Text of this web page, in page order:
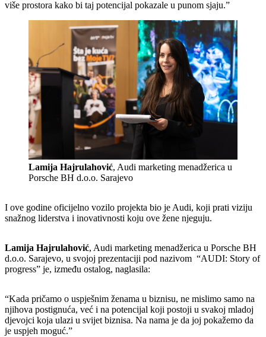
više prostora kako bi taj potencijal pokazale u punom sjaju.”
Lamija Hajrulahović, Audi marketing menadžerica u
Porsche BH d.o.o. Sarajevo
I ove godine oficijelno vozilo projekta bio je Audi, koji prati viziju
snažnog liderstva i inovativnosti koju ove žene njeguju.
Lamija Hajrulahović, Audi marketing menadžerica u Porsche BH
d.o.o. Sarajevo, u svojoj prezentaciji pod nazivom “AUDI: Story of
progress” je, između ostalog, naglasila:
“Kada pričamo o uspješnim ženama u biznisu, ne mislimo samo na
njihova postignuća, već i na potencijal koji postoji u svakoj mladoj
djevojci koja ulazi u svijet biznisa. Na nama je da joj pokažemo da
je uspjeh moguć.”